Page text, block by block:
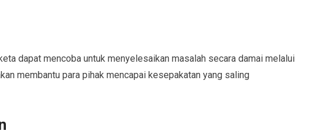
dapat mencoba untuk menyelesaikan masalah secara damai melalui
membantu para pihak mencapai kesepakatan yang saling